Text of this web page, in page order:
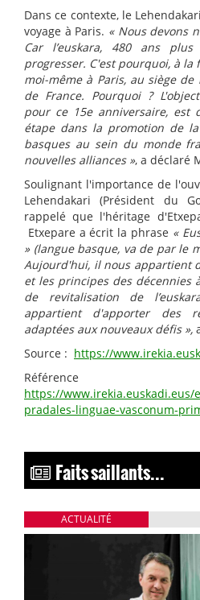
Dans ce contexte, le
voyage à Paris. « Nous devons
Car l’euskara, 480 ans
progresser. C'est pourquoi, à
moi-même à Paris, au siège
de France. Pourquoi ?
pour ce 15e anniversaire, est
étape dans la promotion de
basques au sein du monde
nouvelles alliances », a déclaré
Soulignant l'importance de
Lehendakari (Président du
rappelé que l'héritage
Etxepare a écrit la phrase «
» (langue basque, va de par le
Aujourd'hui, il nous appartient
et les principes des décennies
de revitalisation de
appartient d'apporter des
adaptées aux nouveaux défis »,
Source : https://
https://www.irekia.euskadi.eus/
pradales-linguae-vasconum-
Faits saillants...
ACTUALITÉ